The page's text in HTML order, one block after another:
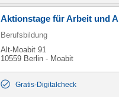
Aktionstage für Arbeit und
Berufsbildung
Alt-Moabit 91
10559 Berlin - Moabit
Gratis-Digitalcheck